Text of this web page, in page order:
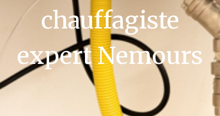
chauffagiste
expert Nemours